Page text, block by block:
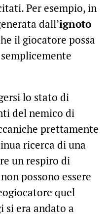
Per esempio, in
dall’ignoto
il giocatore possa
lo stato di
del nemico di
prettamente
ricerca di una
un respiro di
possono essere
quel
si era andato a